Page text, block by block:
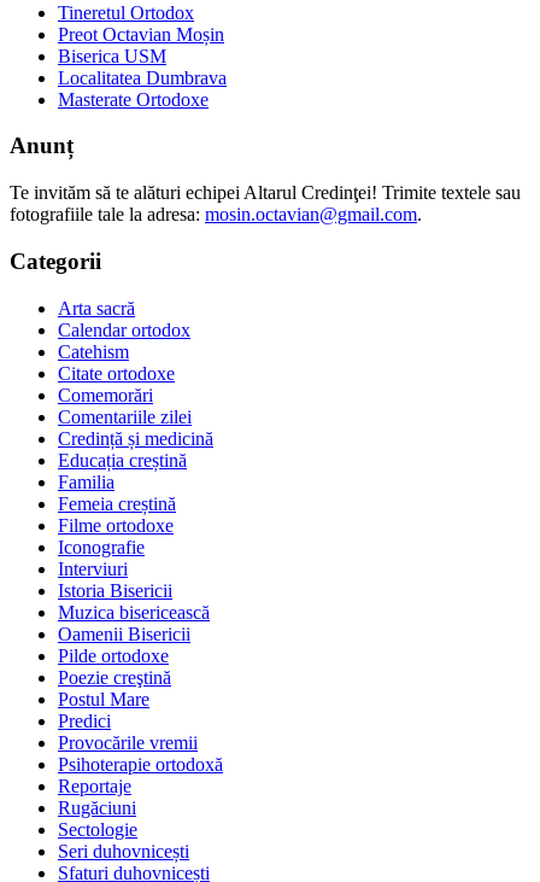
Tineretul Ortodox
Preot Octavian Moșin
Biserica USM
Localitatea Dumbrava
Masterate Ortodoxe
Anunț
Te invităm să te alături echipei Altarul Credinţei! Trimite textele sau
fotografiile tale la adresa: mosin.octavian@gmail.com.
Categorii
Arta sacră
Calendar ortodox
Catehism
Citate ortodoxe
Comemorări
Comentariile zilei
Credință și medicină
Educația creștină
Familia
Femeia creștină
Filme ortodoxe
Iconografie
Interviuri
Istoria Bisericii
Muzica bisericească
Oamenii Bisericii
Pilde ortodoxe
Poezie creştină
Postul Mare
Predici
Provocările vremii
Psihoterapie ortodoxă
Reportaje
Rugăciuni
Sectologie
Seri duhovnicești
Sfaturi duhovnicești